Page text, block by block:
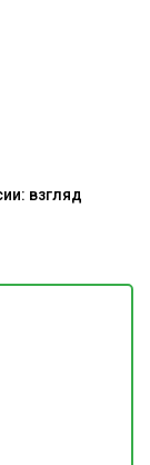
взгляд